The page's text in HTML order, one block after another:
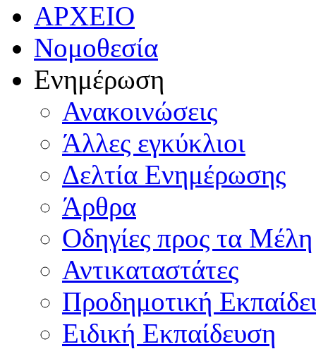
ΑΡΧΕΙΟ
Νομοθεσία
Ενημέρωση
Ανακοινώσεις
Άλλες εγκύκλιοι
Δελτία Ενημέρωσης
Άρθρα
Οδηγίες προς τα Μέλη
Αντικαταστάτες
Προδημοτική
Ειδική Εκπαίδευση